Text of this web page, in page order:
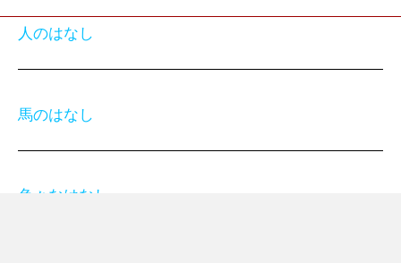
人のはなし
馬のはなし
色々なはなし